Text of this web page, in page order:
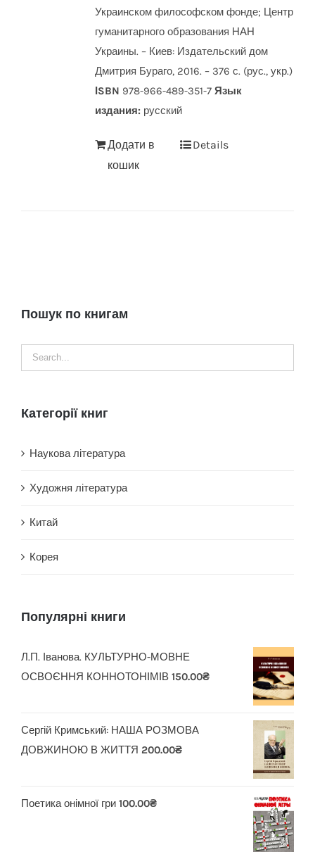
Украинском философском фонде; Центр
гуманитарного образования НАН
Украины. – Киев: Издательский дом
Дмитрия Бураго, 2016. – 376 с. (рус., укр.)
ІSBN 978-966-489-351-7 Язык
издания: русский
Додати в
кошик
Details
Пошук по книгам
Категорії книг
Наукова література
Художня література
Китай
Корея
Популярні книги
Л.П. Іванова. КУЛЬТУРНО-МОВНЕ
ОСВОЄННЯ КОННОТОНІМІВ 150.00₴
Сергій Кримський: НАША РОЗМОВА
ДОВЖИНОЮ В ЖИТТЯ 200.00₴
Поетика онімної гри 100.00₴